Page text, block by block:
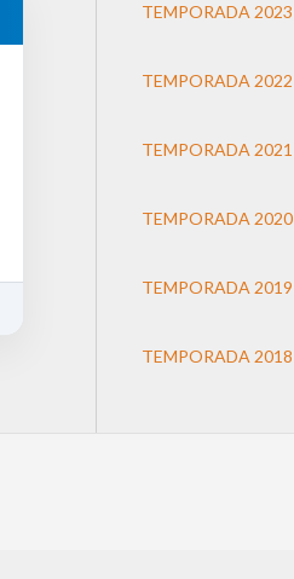
TEMPORADA 2023
TEMPORADA 2022
TEMPORADA 2021
TEMPORADA 2020
TEMPORADA 2019
TEMPORADA 2018